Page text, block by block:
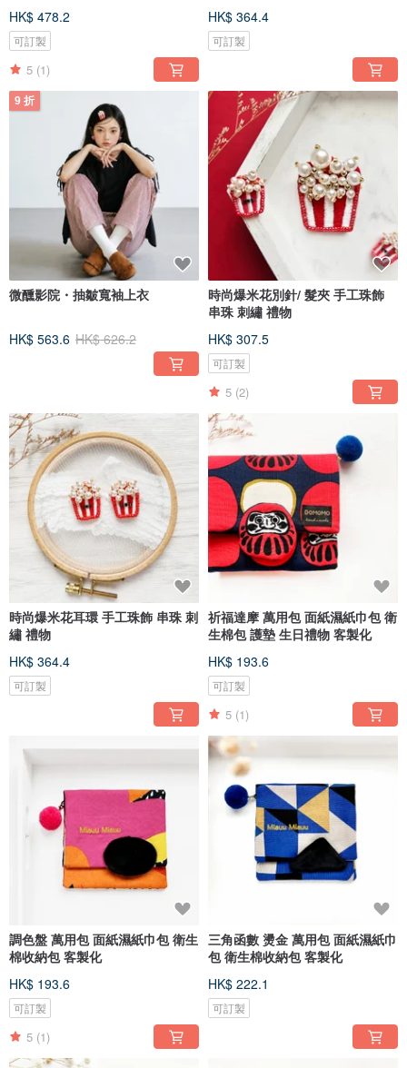
HK$ 478.2
可訂製
5 (1)
HK$ 364.4
可訂製
9 折
微醺影院・抽皺寬袖上衣
HK$ 563.6 HK$ 626.2
時尚爆米花別針/ 髮夾 手工珠飾
串珠 刺繡 禮物
HK$ 307.5
可訂製
5 (2)
時尚爆米花耳環 手工珠飾 串珠 刺
繡 禮物
HK$ 364.4
可訂製
祈福達摩 萬用包 面紙濕紙巾包 衛
生棉包 護墊 生日禮物 客製化
HK$ 193.6
可訂製
5 (1)
調色盤 萬用包 面紙濕紙巾包 衛生
棉收納包 客製化
HK$ 193.6
可訂製
5 (1)
三角函數 燙金 萬用包 面紙濕紙巾
包 衛生棉收納包 客製化
HK$ 222.1
可訂製